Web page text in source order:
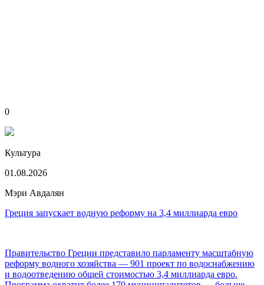
0
Культура
01.08.2026
Мэри Авдалян
Греция запускает водную реформу на 3,4 миллиарда евро
Правительство Греции представило парламенту масштабную
реформу водного хозяйства — 901 проект по водоснабжению
и водоотведению общей стоимостью 3,4 миллиарда евро.